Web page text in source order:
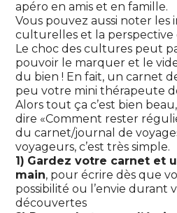
apéro en amis et en famille.
Vous pouvez aussi noter les
culturelles et la perspective
Le choc des cultures peut
pouvoir le marquer et le
du bien ! En fait, un carnet
peu votre mini thérapeute
Alors tout ça c’est bien
dire «Comment rester
du carnet/journal de
voyageurs, c’est très simple.
1) Gardez votre carnet et
main, pour écrire dès que
possibilité ou l’envie durant
découvertes